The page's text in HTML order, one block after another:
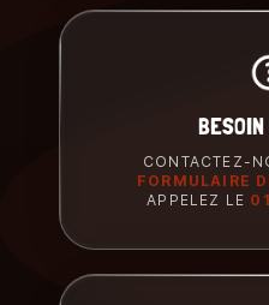
CONTACTEZ-
FORMULAIRE
APPELEZ LE